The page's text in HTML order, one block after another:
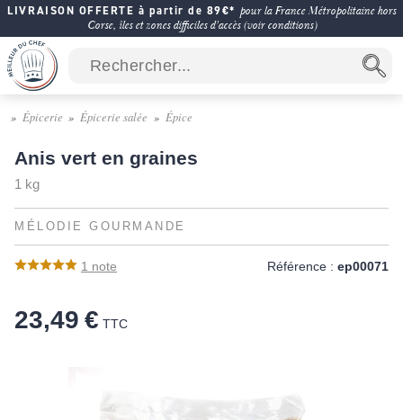
LIVRAISON OFFERTE à partir de 89€* pour la France Métropolitaine hors
Corse, îles et zones difficiles d'accès (voir conditions)
Épicerie Épicerie salée Épice
Anis vert en graines
1 kg
MÉLODIE GOURMANDE
1 note Référence : ep00071
23,49 € TTC